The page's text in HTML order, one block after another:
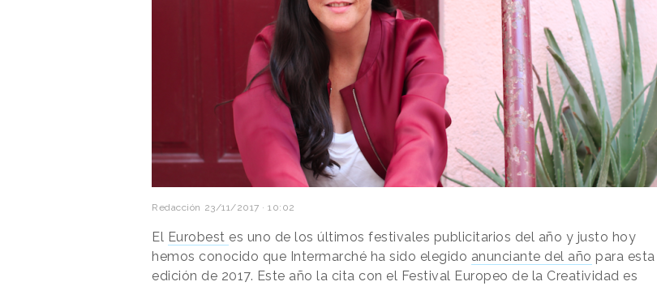
Redacción 23/11/2017 · 10:02
El Eurobest es uno de los últimos festivales publicitarios del año y justo hoy
hemos conocido que Intermarché ha sido elegido anunciante del año para esta
edición de 2017. Este año la cita con el Festival Europeo de la Creatividad es